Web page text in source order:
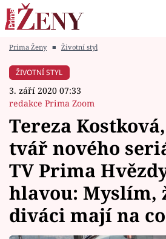
Módní alarm
Témata
Celebrity
Vztahy
Prima Ženy ■ Životní styl
ŽIVOTNÍ STYL
3. září 2020 07:33
redakce Prima Zoom
Tereza
tvář nového
TV Prima
hlavou: Myslím,
diváci mají na